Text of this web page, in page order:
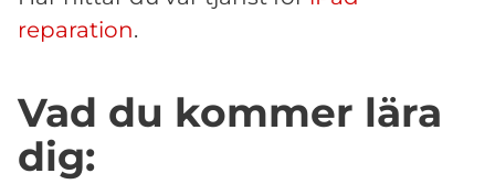
reparation.
Vad du kommer lära
dig: